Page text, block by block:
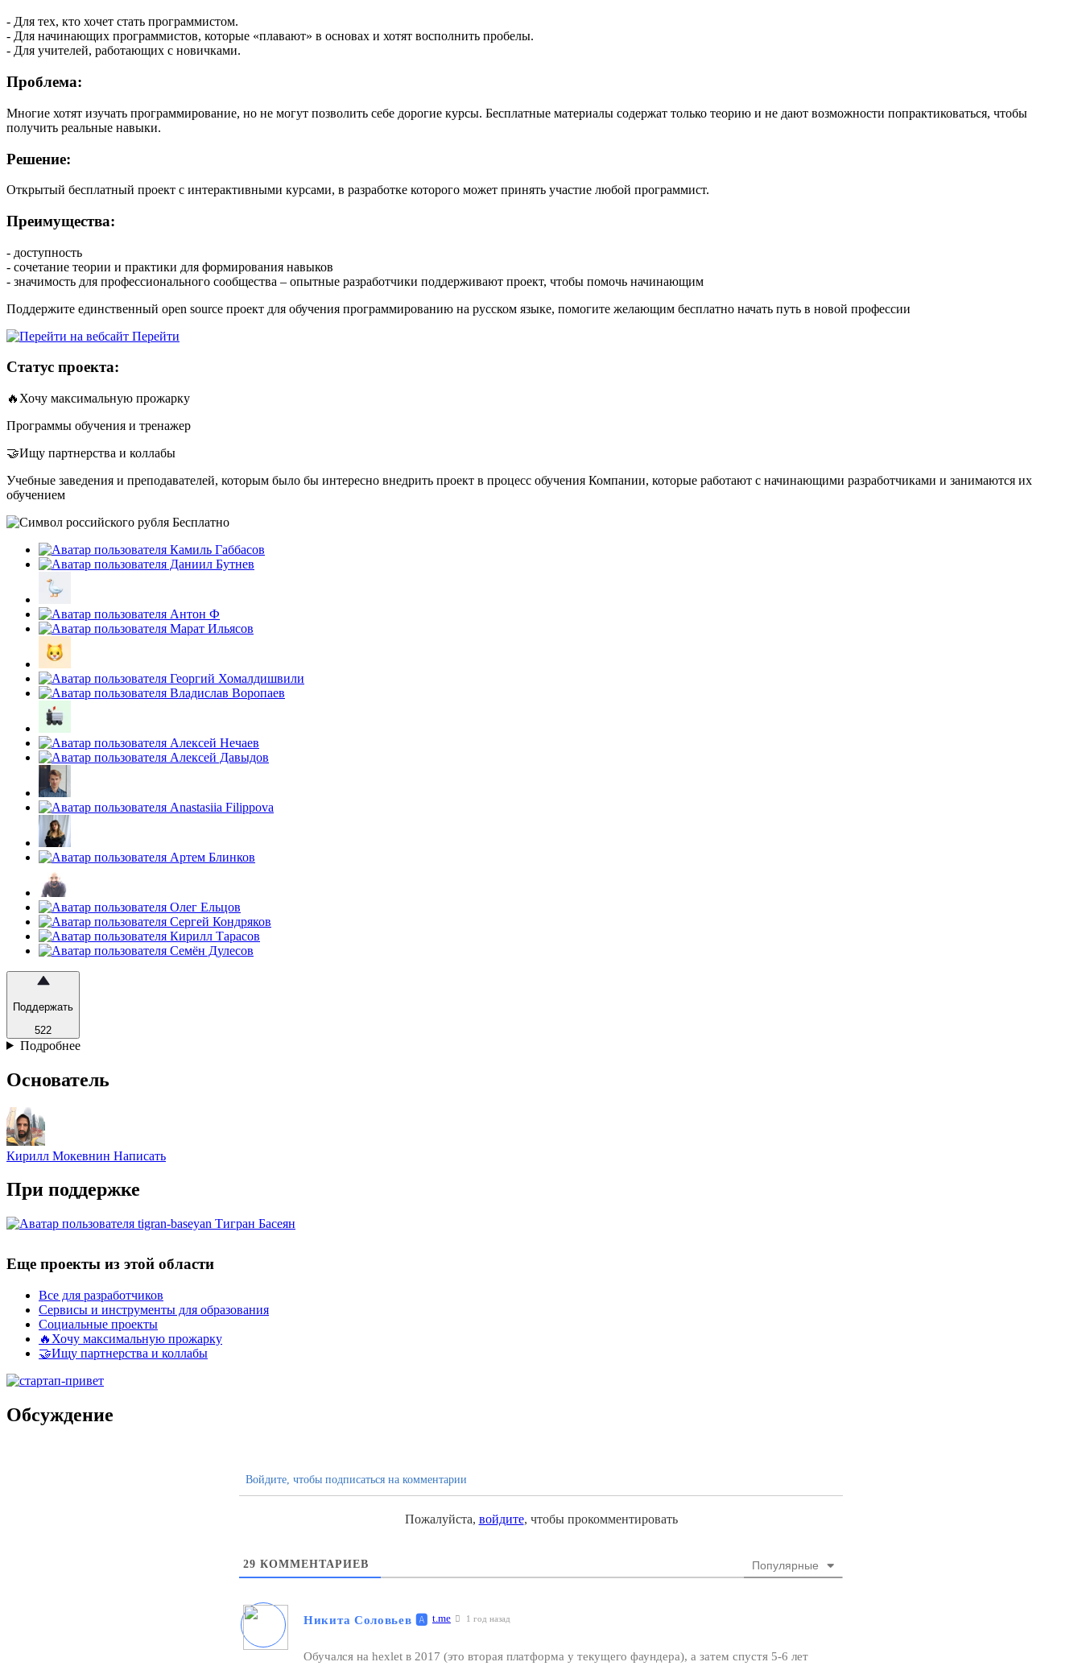
- Для тех, кто хочет стать программистом.
- Для начинающих программистов, которые «плавают» в основах и хотят восполнить пробелы.
- Для учителей, работающих с новичками.
Проблема:
Многие хотят изучать программирование, но не могут позволить себе дорогие курсы. Бесплатные материалы содержат только теорию и не дают возможности попрактиковаться, чтобы
получить реальные навыки.
Решение:
Открытый бесплатный проект с интерактивными курсами, в разработке которого может принять участие любой программист.
Преимущества:
- доступность
- сочетание теории и практики для формирования навыков
- значимость для профессионального сообщества – опытные разработчики поддерживают проект, чтобы помочь начинающим
Поддержите единственный open source проект для обучения программированию на русском языке, помогите желающим бесплатно начать путь в новой профессии
Перейти
Статус проекта:
🔥Хочу максимальную прожарку
Программы обучения и тренажер
🤝Ищу партнерства и коллабы
Учебные заведения и преподавателей, которым было бы интересно внедрить проект в процесс обучения Компании, которые работают с начинающими разработчиками и занимаются их
обучением
Бесплатно
Поддержать
522
Подробнее
Основатель
Кирилл Мокевнин Написать
При поддержке
Тигран Басеян
Еще проекты из этой области
Все для разработчиков
Сервисы и инструменты для образования
Социальные проекты
🔥Хочу максимальную прожарку
🤝Ищу партнерства и коллабы
Обсуждение
Войдите, чтобы подписаться на комментарии
Пожалуйста, войдите, чтобы прокомментировать
29 КОММЕНТАРИЕВ Популярные
Никита Соловьев 🅰️ t.me 1 год назад
Обучался на hexlet в 2017 (это вторая платформа у текущего фаундера), а затем спустя 5-6 лет